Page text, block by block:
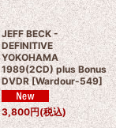
JEFF BECK -
DEFINITIVE
YOKOHAMA
1989(2CD) plus Bonus
DVDR [Wardour-549]
3,800円(税込)